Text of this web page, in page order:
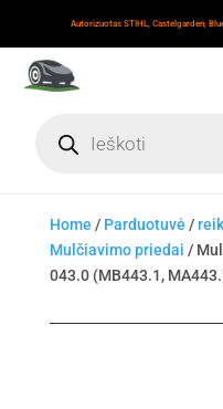
Autorizuotas STIHL, Castelgarden,
search
Home / Parduotuvė /
Mulčiavimo priedai /
043.0 (MB443.1,